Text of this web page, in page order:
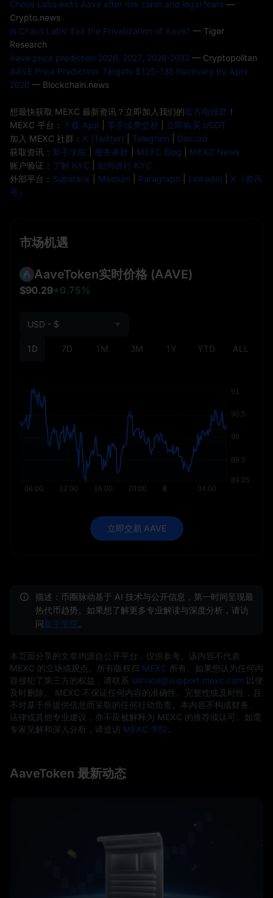
Chaos Labs exits Aave after risk clash and legal fears —
Crypto.news
Is Chaos Labs' Exit the Privatization of Aave? — Tiger
Research
Aave price prediction 2026, 2027, 2028-2032 — Cryptopolitan
AAVE Price Prediction: Targets $125-135 Recovery by April
2026 — Blockchain.news
想最快获取 MEXC 最新资讯？立即加入我们的官方电报群 ！
MEXC 平台： 下载 App 零手续费交易
立即购买 USDT
加入 MEXC 社群： X (Twitter) Telegram
Discord
获取资讯： 新手学院 服务条款 MEXC Blog
MEXC News
账户验证： 了解 KYC
如何进行 KYC
外部平台： Substack Medium Paragraph LinkedIn
X（资讯
号）
市场机遇
AaveToken实时价格 (AAVE)
$90.29+0.75%
1D 7D 1M 3M 1Y YTD ALL
USD - $
立即交易 AAVE
描述：币圈脉动基于 AI 技术与公开信息，第一时间呈现最
热代币趋势。如果想了解更多专业解读与深度分析，请访
问新手学院
本页面分享的文章均源自公开平台，仅供参考。该内容不代表
MEXC 的立场或观点。所有版权归 MEXC 所有。如果您认为任何内
容侵犯了第三方的权益，请联系 service@support.mexc.com 以便
及时删除。 MEXC 不保证任何内容的准确性、完整性或及时性，且
不对基于所提供信息而采取的任何行动负责。本内容不构成财务、
法律或其他专业建议，亦不应被解释为 MEXC 的推荐或认可。如需
专家见解和深入分析，请造访 MEXC 学院
AaveToken 最新动态